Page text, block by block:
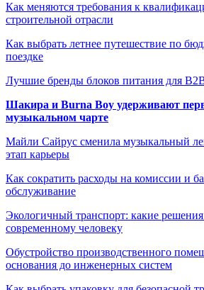
Как меняются требования к
строительной отрасли
Как выбрать летнее путешествие по
поездке
Лучшие бренды блоков питания для
Шакира и Burna Boy удерживают
музыкальном чарте
Майли Сайрус сменила музыкальный
этап карьеры
Как сократить расходы на комиссии и
обслуживание
Экологичный транспорт: какие
современному человеку
Обустройство производственного
основания до инженерных систем